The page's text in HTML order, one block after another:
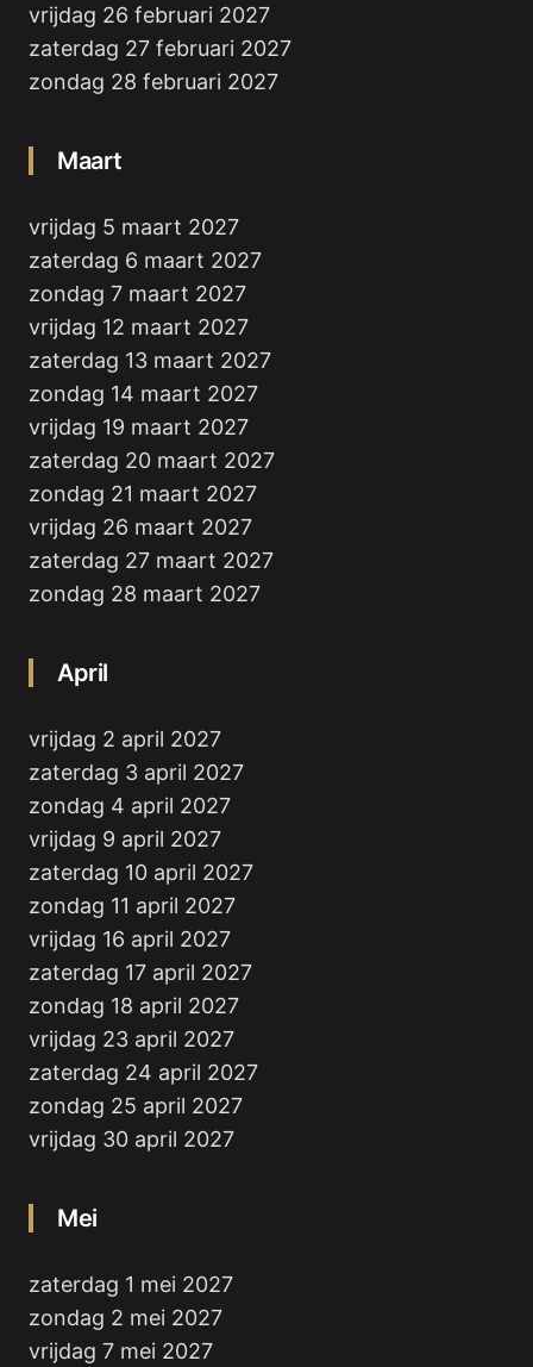
vrijdag 26 februari 2027
zaterdag 27 februari 2027
zondag 28 februari 2027
Maart
vrijdag 5 maart 2027
zaterdag 6 maart 2027
zondag 7 maart 2027
vrijdag 12 maart 2027
zaterdag 13 maart 2027
zondag 14 maart 2027
vrijdag 19 maart 2027
zaterdag 20 maart 2027
zondag 21 maart 2027
vrijdag 26 maart 2027
zaterdag 27 maart 2027
zondag 28 maart 2027
April
vrijdag 2 april 2027
zaterdag 3 april 2027
zondag 4 april 2027
vrijdag 9 april 2027
zaterdag 10 april 2027
zondag 11 april 2027
vrijdag 16 april 2027
zaterdag 17 april 2027
zondag 18 april 2027
vrijdag 23 april 2027
zaterdag 24 april 2027
zondag 25 april 2027
vrijdag 30 april 2027
Mei
zaterdag 1 mei 2027
zondag 2 mei 2027
vrijdag 7 mei 2027